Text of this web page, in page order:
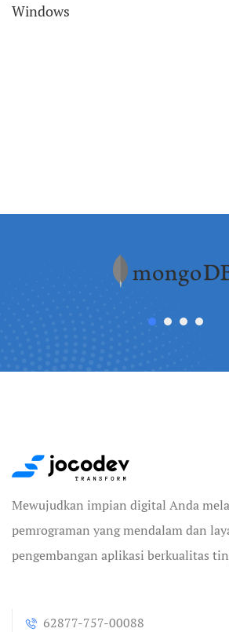
Windows
Mewujudkan impian digital Anda
pemrograman yang mendalam dan
pengembangan aplikasi berkualitas
62877-757-00088